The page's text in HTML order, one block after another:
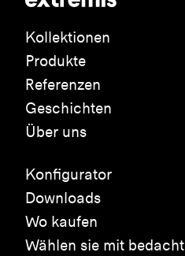
Kollektionen
Produkte
Referenzen
Geschichten
Über uns
Konfigurator
Downloads
Wo kaufen
Wählen sie mit bedacht